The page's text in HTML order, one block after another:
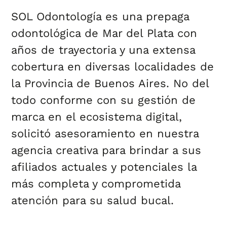
SOL Odontología es una prepaga
odontológica de Mar del Plata con
años de trayectoria y una extensa
cobertura en diversas localidades de
la Provincia de Buenos Aires. No del
todo conforme con su gestión de
marca en el ecosistema digital,
solicitó asesoramiento en nuestra
agencia creativa para brindar a sus
afiliados actuales y potenciales la
más completa y comprometida
atención para su salud bucal.